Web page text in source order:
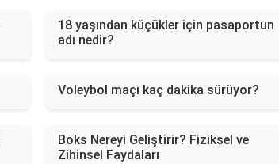
18 yaşından küçükler için pasaportun
adı nedir?
Voleybol maçı kaç dakika sürüyor?
Boks Nereyi Geliştirir? Fiziksel ve
Zihinsel Faydaları